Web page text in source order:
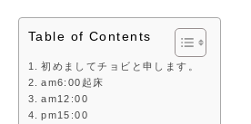
Table of Contents
初めましてチョビと申します。
am6:00起床
am12:00
pm15:00